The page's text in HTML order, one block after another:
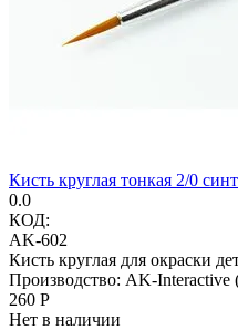
Кисть круглая тонкая 2/0
0.0
КОД:
AK-602
Кисть круглая для окраски
Производство: AK-Interactive
‍260‍ Р
Нет в наличии